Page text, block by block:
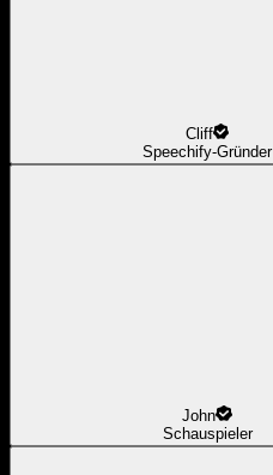
Cliff
Speechify-Gründer
John
Schauspieler